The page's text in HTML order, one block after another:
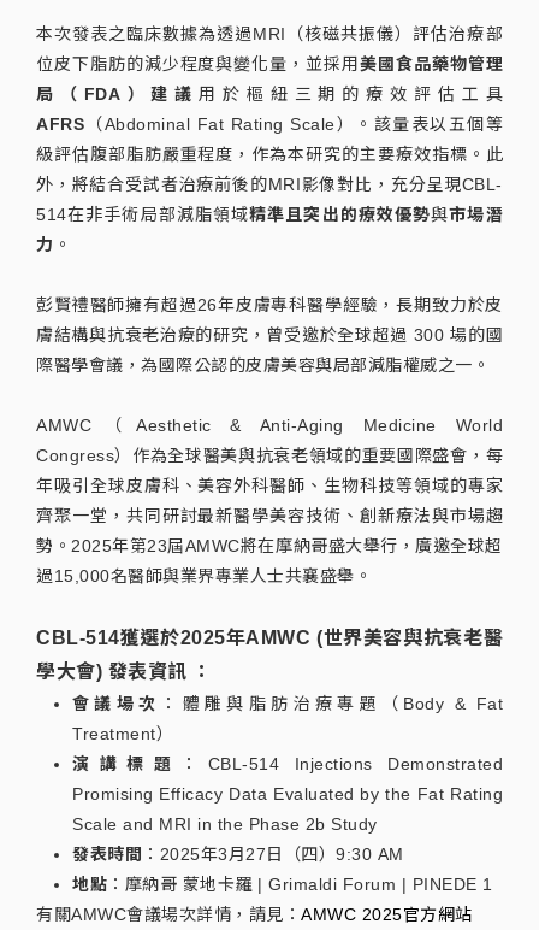
本次發表之臨床數據為透過MRI（核磁共振儀）評估治療部
位皮下脂肪的減少程度與變化量，並採用 美國食品藥物管理
局（FDA）建議 用於樞紐三期的療效評估工具
AFRS （Abdominal Fat Rating Scale）。該量表以五個等
級評估腹部脂肪嚴重程度，作為本研究的主要療效指標。此
外，將結合受試者治療前後的MRI影像對比，充分呈現CBL-
514在非手術局部減脂領域精準且突出的療效優勢與市場潛
力 。
彭賢禮醫師擁有超過26年皮膚專科醫學經驗，長期致力於皮
膚結構與抗衰老治療的研究，曾受邀於全球超過 300 場的國
際醫學會議，為國際公認的皮膚美容與局部減脂權威之一。
AMWC（Aesthetic & Anti-Aging Medicine World
Congress）作為全球醫美與抗衰老領域的重要國際盛會，每
年吸引全球皮膚科、美容外科醫師、生物科技等領域的專家
齊聚一堂，共同研討最新醫學美容技術、創新療法與市場趨
勢。2025年第23屆AMWC將在摩納哥盛大舉行，廣邀全球超
過15,000名醫師與業界專業人士共襄盛舉。
CBL-514獲選於2025年AMWC (世界美容與抗衰老醫
學大會) 發表資訊 ：
會議場次
：體雕與脂肪治療專題（Body & Fat
Treatment）
演講標題
：CBL-514 Injections Demonstrated
Promising Efficacy Data Evaluated by the Fat Rating
Scale and MRI in the Phase 2b Study
發表時間 ：2025年3月27日（四）9:30 AM
地點 ：摩納哥 蒙地卡羅 | Grimaldi Forum | PINEDE 1
有關AMWC會議場次詳情，請見： AMWC 2025官方網站